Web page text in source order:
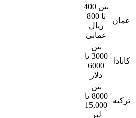
عمان
بین 400
تا 800
ریال
عمانی
کانادا
بین
3000 تا
6000
دلار
ترکیه
بین
8000 تا
15,000
لیر